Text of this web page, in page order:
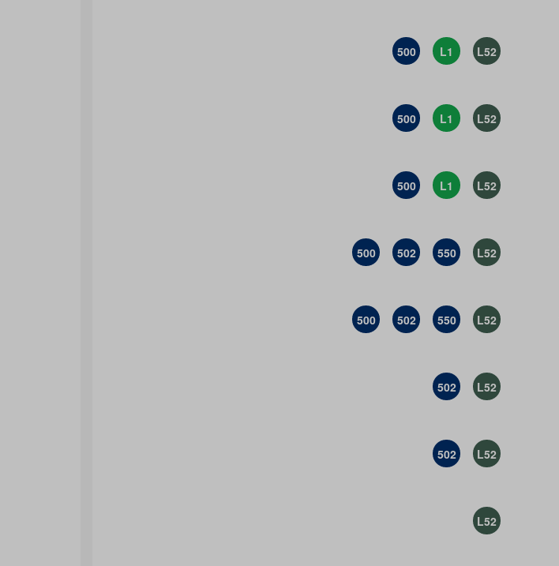
500 L1 L52
500 L1 L52
500 L1 L52
500 502 550 L52
500 502 550 L52
502 L52
502 L52
L52